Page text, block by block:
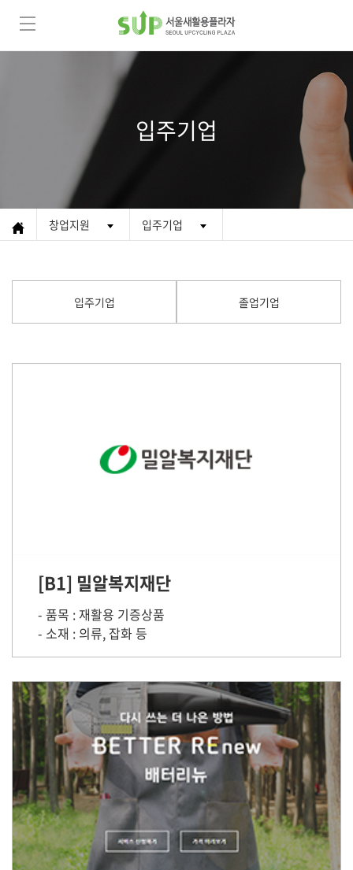
입주기업
창업지원 입주기업
입주기업 졸업기업
[B1] 밀알복지재단
- 품목 : 재활용 기증상품
- 소재 : 의류, 잡화 등